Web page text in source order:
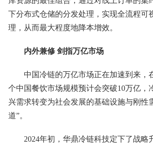
下分布式仓储的分发处理，实现全流程可
理，从而最大程度地降本增效。
内外兼修 剑指万亿市场
中国冷链的万亿市场正在加速到来，
个中国餐饮市场规模预计会突破10万亿，
兴需求转变为社会发展的基础设施与刚性
道”。
2024年初，华鼎冷链科技定下了战略